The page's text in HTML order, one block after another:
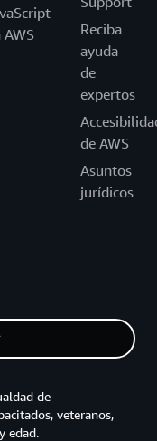
AWS
Reciba
ayuda
de
expertos
de AWS
Asuntos
jurídicos
de
veteranos,
edad.